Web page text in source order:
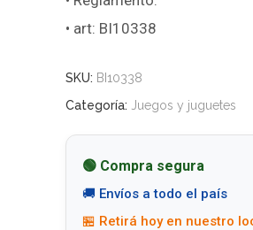
• art: BI10338
SKU: BI10338
Categoría: Juegos y juguetes
🟢 Compra segura
🚚 Envíos a todo el país
🏪 Retirá hoy en nuestro